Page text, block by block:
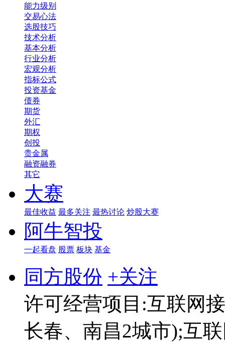
能力级别
交易心法
选股技巧
技术分析
基本分析
行业分析
宏观分析
指标公式
投资基金
债券
期货
外汇
期权
创投
贵金属
融资融券
其它
大赛
最佳收益 最多关注 最热讨论 炒股大赛
阿牛智投
一起看盘 股票 板块 基金
同方股份 +关注
许可经营项目:互联网
长春、南昌2城市);互